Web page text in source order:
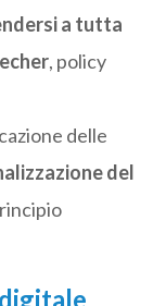
a tutta
, policy
delle
del